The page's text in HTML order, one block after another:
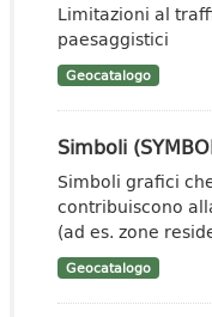
Limitazioni al
paesaggistici
Geocatalogo
Simboli
Simboli grafici
contribuiscono
(ad es. zone
Geocatalogo